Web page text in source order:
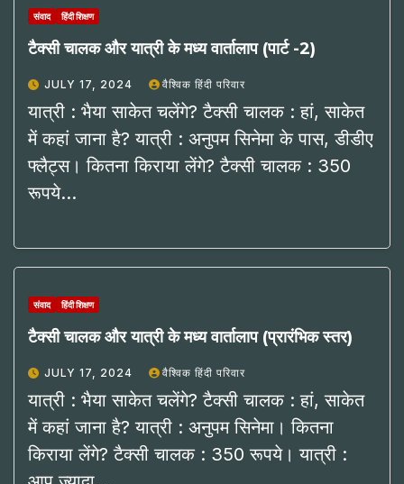
संवाद हिंदी शिक्षण
टैक्सी चालक और यात्री के मध्य वार्तालाप (पार्ट -2)
JULY 17, 2024 वैश्विक हिंदी परिवार
यात्री : भैया साकेत चलेंगे? टैक्सी चालक : हां, साकेत
में कहां जाना है? यात्री : अनुपम सिनेमा के पास, डीडीए
फ्लैट्स। कितना किराया लेंगे? टैक्सी चालक : 350
रूपये…
संवाद हिंदी शिक्षण
टैक्सी चालक और यात्री के मध्य वार्तालाप (प्रारंभिक स्तर)
JULY 17, 2024 वैश्विक हिंदी परिवार
यात्री : भैया साकेत चलेंगे? टैक्सी चालक : हां, साकेत
में कहां जाना है? यात्री : अनुपम सिनेमा। कितना
किराया लेंगे? टैक्सी चालक : 350 रूपये। यात्री :